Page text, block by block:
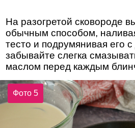
На разогретой сковороде
обычным способом,
тесто и подрумянивая его
забывайте слегка
маслом перед каждым
Фото 5